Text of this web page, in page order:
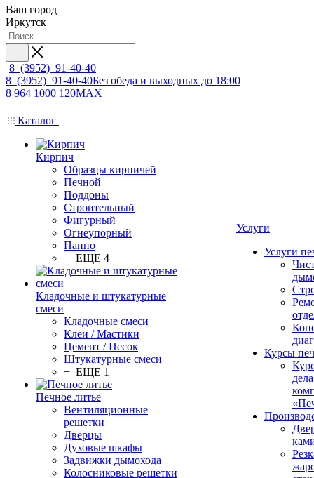
Ваш город
Иркутск
8 (3952) 91-40-40
8 (3952) 91-40-40Без обеда и выходных до 18:00
8 964 1000 120MAX
Каталог
Кирпич
Образцы кирпичей
Печной
Поддоны
Строительный
Фигурный
Огнеупорный
Панно
+ ЕЩЕ 4
Кладочные и штукатурные
смеси
Кладочные смеси
Клеи / Мастики
Цемент / Песок
Штукатурные смеси
+ ЕЩЕ 1
Печное литье
Вентиляционные
решетки
Дверцы
Духовые шкафы
Задвижки дымохода
Колосниковые решетки
Услуги
Услуги
Курсы